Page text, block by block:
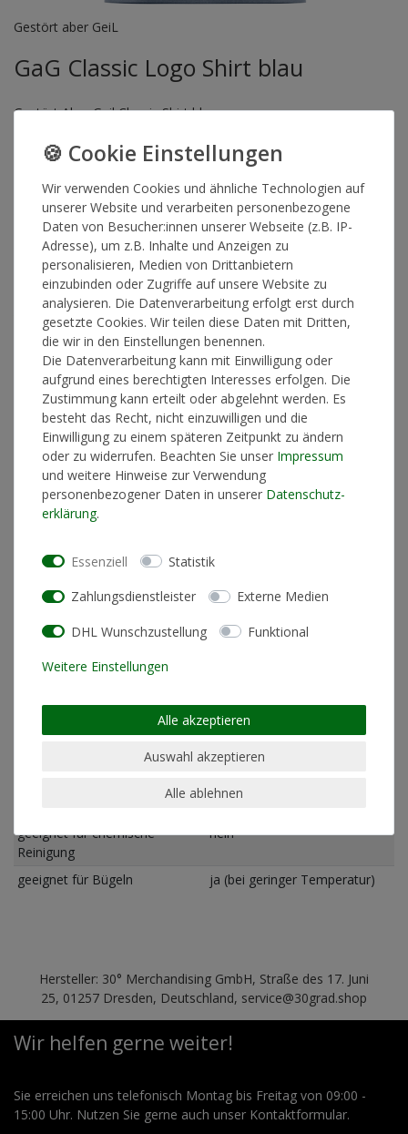
Gestört aber GeiL
GaG Classic Logo Shirt blau
Gestört Aber Geil Classic Shirt blau
Artikelnummer15990
GRÖSSE
25,00 €*
Lieferzeit 1-3 Werktage
In den Warenkorb
* inkl. ges. MwSt. zzgl.Versandkosten
Produktinformationen
Künstlerinformationen
Schnitt
Standard Fit (normale
Passform)
Maschinenwäsche linksrum
geeignet für chemische
Reinigung
nein
geeignet für Bügeln ja (bei geringer Temperatur)
Hersteller: 30° Merchandising GmbH, Straße des 17. Juni
25, 01257 Dresden, Deutschland, service@30grad.shop
Wir helfen gerne weiter!
Sie erreichen uns telefonisch Montag bis Freitag von 09:00 -
15:00 Uhr. Nutzen Sie gerne auch unser Kontaktformular.
Wir verwenden Cookies und ähnliche Technologien auf
unserer Website und verarbeiten personenbezogene
Daten von Besucher:innen unserer Webseite (z.B. IP-
Adresse), um z.B. Inhalte und Anzeigen zu
personalisieren, Medien von Drittanbietern
einzubinden oder Zugriffe auf unsere Website zu
analysieren. Die Datenverarbeitung erfolgt erst durch
gesetzte Cookies. Wir teilen diese Daten mit Dritten,
die wir in den Einstellungen benennen.
Die Datenverarbeitung kann mit Einwilligung oder
aufgrund eines berechtigten Interesses erfolgen. Die
Zustimmung kann erteilt oder abgelehnt werden. Es
besteht das Recht, nicht einzuwilligen und die
Einwilligung zu einem späteren Zeitpunkt zu ändern
oder zu widerrufen. Beachten Sie unser Impressum
und weitere Hinweise zur Verwendung
personenbezogener Daten in unserer Daten­schutz­
erklärung.
Essenziell Statistik
Zahlungsdienstleister Externe Medien
DHL Wunschzustellung Funktional
Weitere Einstellungen
Alle akzeptieren
Auswahl akzeptieren
Alle ablehnen